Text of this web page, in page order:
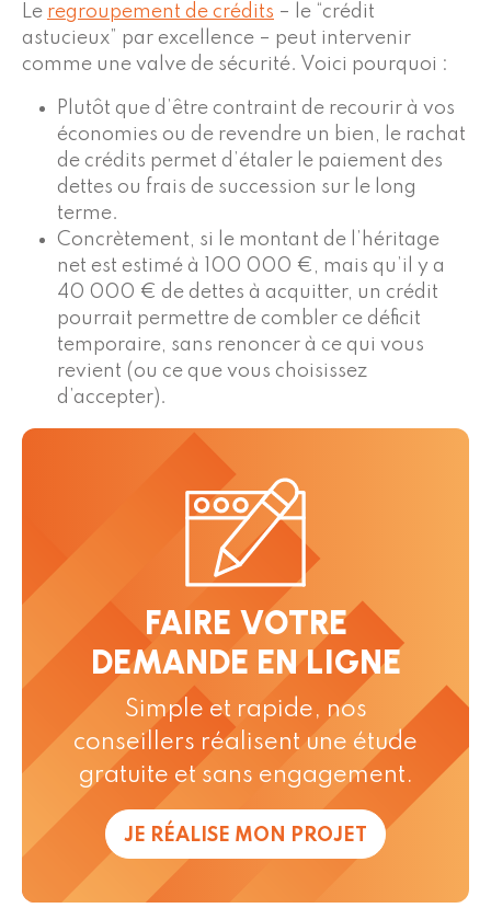
Le regroupement de crédits – le “crédit
astucieux” par excellence – peut intervenir
comme une valve de sécurité. Voici pourquoi :
Plutôt que d’être contraint de recourir à vos
économies ou de revendre un bien, le rachat
de crédits permet d’étaler le paiement des
dettes ou frais de succession sur le long
terme.
Concrètement, si le montant de l’héritage
net est estimé à 100 000 €, mais qu’il y a
40 000 € de dettes à acquitter, un crédit
pourrait permettre de combler ce déficit
temporaire, sans renoncer à ce qui vous
revient (ou ce que vous choisissez
d’accepter).
FAIRE VOTRE
DEMANDE EN LIGNE
Simple et rapide, nos
conseillers réalisent une étude
gratuite et sans engagement.
JE RÉALISE MON PROJET